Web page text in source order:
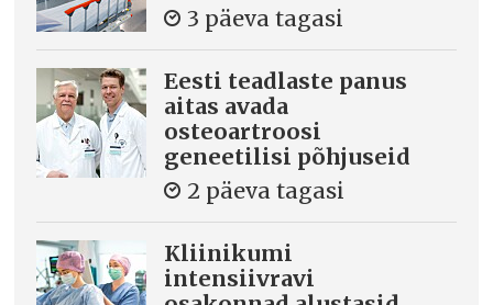
3 päeva tagasi
Eesti teadlaste panus
aitas avada
osteoartroosi
geneetilisi põhjuseid
2 päeva tagasi
Kliinikumi
intensiivravi